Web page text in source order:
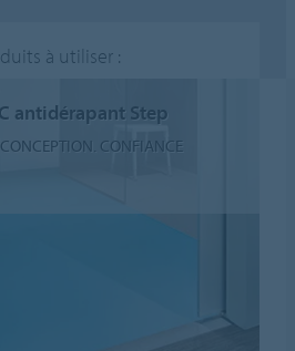
à utiliser :
antidérapant Step
CONCEPTION. CONFIANCE